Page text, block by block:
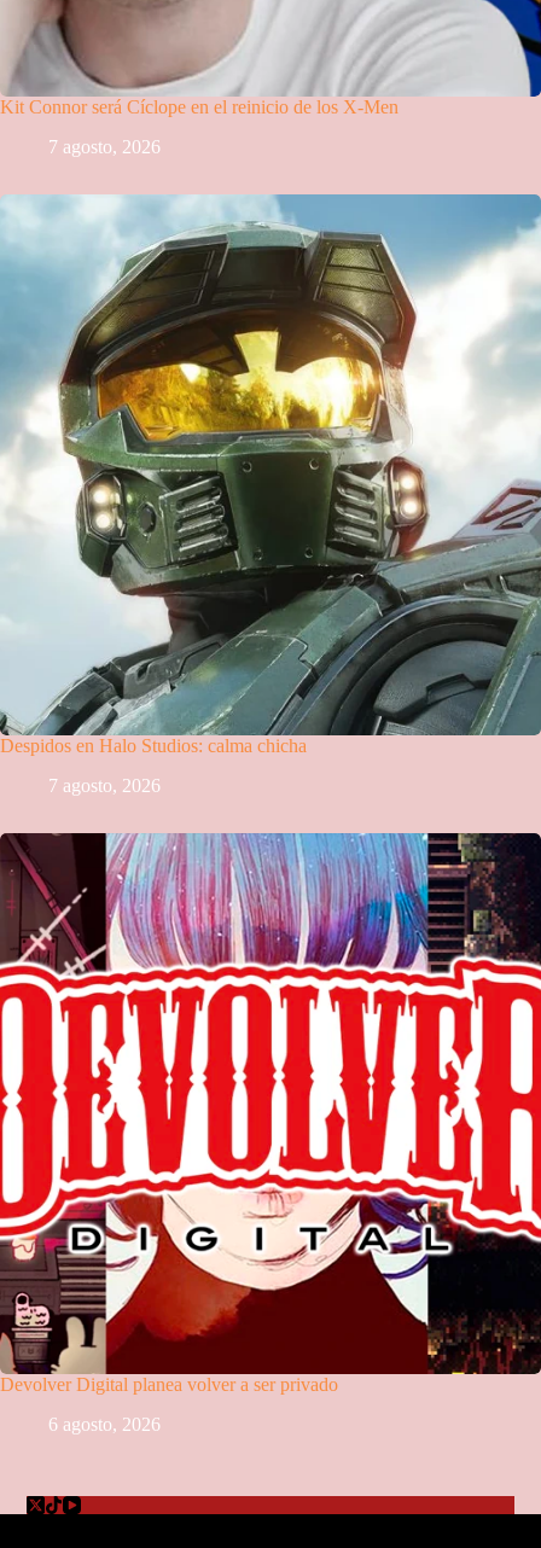
Kit Connor será Cíclope en el reinicio de los X-Men
7 agosto, 2026
Despidos en Halo Studios: calma chicha
7 agosto, 2026
Devolver Digital planea volver a ser privado
6 agosto, 2026